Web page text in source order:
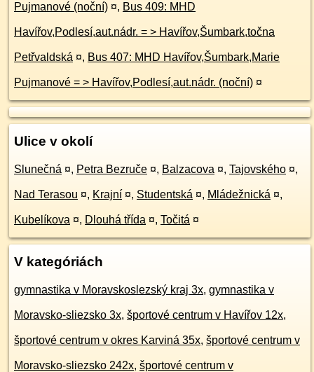
Pujmanové (noční) ¤, Bus 409: MHD
Havířov,Podlesí,aut.nádr. = > Havířov,Šumbark,točna
Petřvaldská ¤, Bus 407: MHD Havířov,Šumbark,Marie
Pujmanové = > Havířov,Podlesí,aut.nádr. (noční) ¤
Ulice v okolí
Slunečná ¤, Petra Bezruče ¤, Balzacova ¤, Tajovského ¤,
Nad Terasou ¤, Krajní ¤, Studentská ¤, Mládežnická ¤,
Kubelíkova ¤, Dlouhá třída ¤, Točitá ¤
V kategóriách
gymnastika v Moravskoslezský kraj 3x, gymnastika v
Moravsko-sliezsko 3x, športové centrum v Havířov 12x,
športové centrum v okres Karviná 35x, športové centrum v
Moravsko-sliezsko 242x, športové centrum v